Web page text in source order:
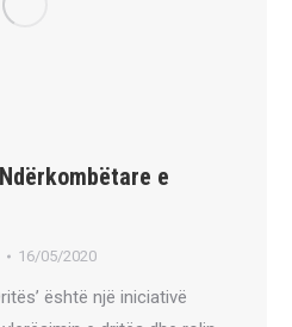
e
16/05/2020
është një iniciativë